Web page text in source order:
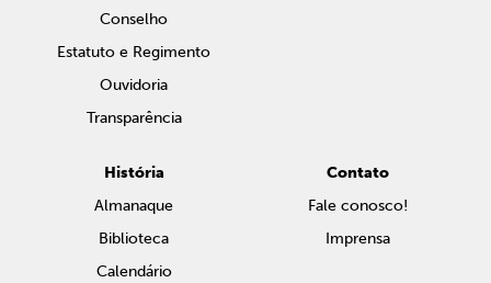
Conselho
Estatuto e Regimento
Ouvidoria
Transparência
História
Almanaque
Biblioteca
Calendário
Contato
Fale conosco!
Imprensa